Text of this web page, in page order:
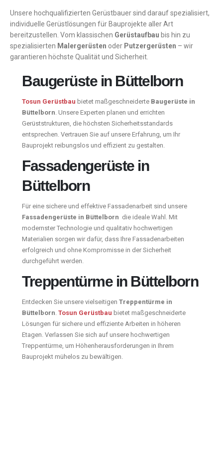
Unsere hochqualifizierten Gerüstbauer sind darauf spezialisiert,
individuelle Gerüstlösungen für Bauprojekte aller Art
bereitzustellen. Vom klassischen Gerüstaufbau bis hin zu
spezialisierten Malergerüsten oder Putzergerüsten – wir
garantieren höchste Qualität und Sicherheit.
Baugerüste in Büttelborn
Tosun Gerüstbau bietet maßgeschneiderte Baugerüste in
Büttelborn. Unsere Experten planen und errichten
Gerüststrukturen, die höchsten Sicherheitsstandards
entsprechen. Vertrauen Sie auf unsere Erfahrung, um Ihr
Bauprojekt reibungslos und effizient zu gestalten.
Fassadengerüste in
Büttelborn
Für eine sichere und effektive Fassadenarbeit sind unsere
Fassadengerüste in Büttelborn die ideale Wahl. Mit
modernster Technologie und qualitativ hochwertigen
Materialien sorgen wir dafür, dass Ihre Fassadenarbeiten
erfolgreich und ohne Kompromisse in der Sicherheit
durchgeführt werden.
Treppentürme in Büttelborn
Entdecken Sie unsere vielseitigen Treppentürme in
Büttelborn. Tosun Gerüstbau bietet maßgeschneiderte
Lösungen für sichere und effiziente Arbeiten in höheren
Etagen. Verlassen Sie sich auf unsere hochwertigen
Treppentürme, um Höhenherausforderungen in Ihrem
Bauprojekt mühelos zu bewältigen.